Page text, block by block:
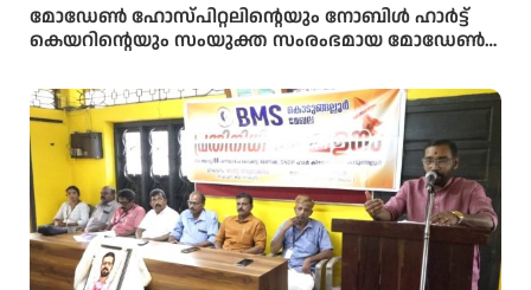
മോഡേൺ ഹോസ്‌പിറ്റലിന്റെയും നോബിൾ ഹാർട്ട്
കെയറിന്റെയും സംയുക്ത സംരംഭമായ മോഡേൺ
ഉദ്ഘാടനം മന്ത്രി ഒ ജെ ജനീഷ് നിർവ്വഹിച്ചു.